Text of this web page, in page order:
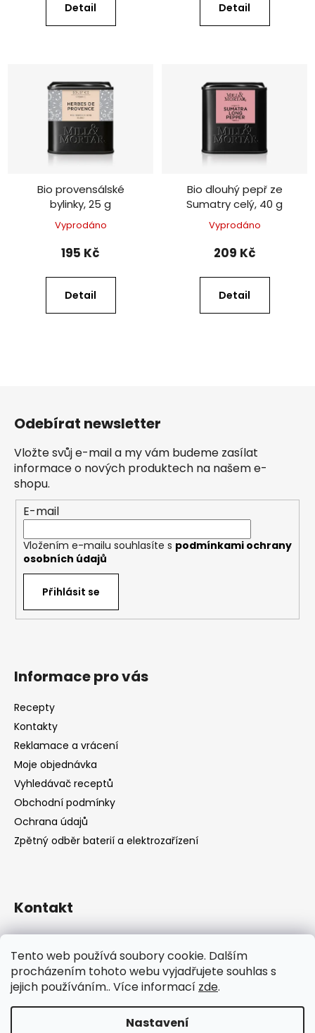
Tento web používá soubory cookie. Dalším
procházením tohoto webu vyjadřujete souhlas s
jejich používáním.. Více informací zde.
Nastavení
Detail Detail
Bio provensálské
bylinky, 25 g
Vyprodáno
195 Kč
Detail
Bio dlouhý pepř ze
Sumatry celý, 40 g
Vyprodáno
209 Kč
Detail
Odebírat newsletter
Vložte svůj e-mail a my vám budeme zasílat
informace o nových produktech na našem e-
shopu.
E-mail
Vložením e-mailu souhlasíte s podmínkami ochrany
osobních údajů
Přihlásit se
Informace pro vás
Recepty
Kontakty
Reklamace a vrácení
Moje objednávka
Vyhledávač receptů
Obchodní podmínky
Ochrana údajů
Zpětný odběr baterií a elektrozařízení
Kontakt